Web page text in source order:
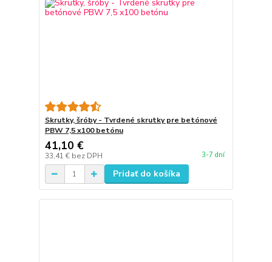
Skrutky, šróby - Tvrdené skrutky pre betónové
PBW 7,5 x100 betónu
41,10 €
33,41 € bez DPH 3-7 dní
Pridať do košíka